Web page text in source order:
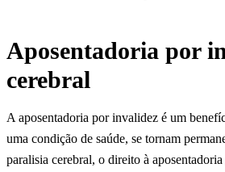
Aposentadoria por
cerebral
A aposentadoria por invalidez é um
uma condição de saúde, se tornam
paralisia cerebral, o direito à